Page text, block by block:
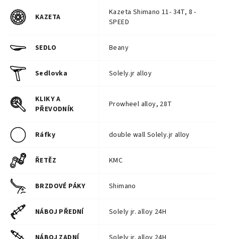
KAZETA
Kazeta Shimano 11- 34T, 8 -
SPEED
SEDLO Beany
Sedlovka Solely.jr alloy
KLIKY A
PŘEVODNÍK
Prowheel alloy, 28T
Ráfky double wall Solely.jr alloy
ŘETĚZ KMC
BRZDOVÉ PÁKY Shimano
NÁBOJ PŘEDNÍ Solely jr. alloy 24H